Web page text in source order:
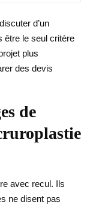
d’un
être le seul critère
plus
des devis
de
avec recul. Ils
ne disent pas